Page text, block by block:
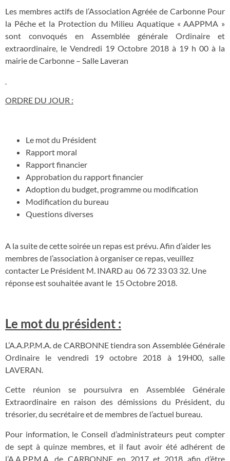
Les membres actifs de l’Association Agréée de Carbonne Pour
la Pêche et la Protection du Milieu Aquatique « AAPPMA »
sont convoqués en Assemblée générale Ordinaire et
extraordinaire, le Vendredi 19 Octobre 2018 à 19 h 00 à la
mairie de Carbonne – Salle Laveran
ORDRE DU JOUR :
Le mot du Président
Rapport moral
Rapport financier
Approbation du rapport financier
Adoption du budget, programme ou modification
Modification du bureau
Questions diverses
A la suite de cette soirée un repas est prévu. Afin d’aider les
membres de l’association à organiser ce repas, veuillez
contacter Le Président M. INARD au 06 72 33 03 32. Une
réponse est souhaitée avant le 15 Octobre 2018.
Le mot du président :
L’A.A.P.P.M.A. de CARBONNE tiendra son Assemblée Générale
Ordinaire le vendredi 19 octobre 2018 à 19H00, salle
LAVERAN.
Cette réunion se poursuivra en Assemblée Générale
Extraordinaire en raison des démissions du Président, du
trésorier, du secrétaire et de membres de l’actuel bureau.
Pour information, le Conseil d’administrateurs peut compter
de sept à quinze membres, et il faut avoir été adhérent de
l’A.A.P.P.M.A. de CARBONNE en 2017 et 2018 afin d’être